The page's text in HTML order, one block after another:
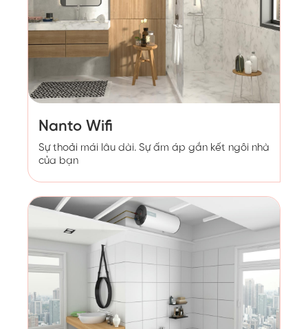
Nanto Wifi
Sự thoải mái lâu dài. Sự ấm áp gắn kết ngôi nhà
của bạn